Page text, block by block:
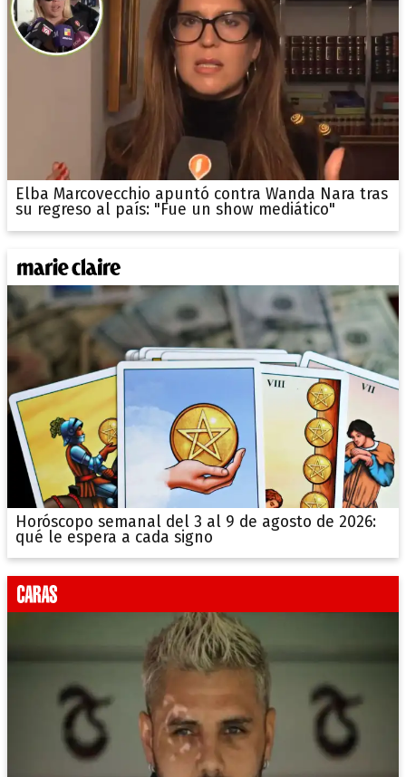
Elba Marcovecchio apuntó contra Wanda Nara tras
su regreso al país: "Fue un show mediático"
Horóscopo semanal del 3 al 9 de agosto de 2026:
qué le espera a cada signo